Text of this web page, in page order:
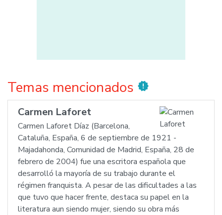
Temas mencionados new_releases
Carmen Laforet
Carmen Laforet Díaz (Barcelona,
Cataluña, España, 6 de septiembre de 1921 -
Majadahonda, Comunidad de Madrid, España, 28 de
febrero de 2004) fue una escritora española que
desarrolló la mayoría de su trabajo durante el
régimen franquista. A pesar de las dificultades a las
que tuvo que hacer frente, destaca su papel en la
literatura aun siendo mujer, siendo su obra más